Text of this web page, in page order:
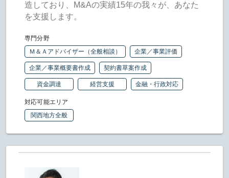
造しており、M&Aの実績15年の我々が、あなた
を支援します。
専門分野
Ｍ＆Ａアドバイザー（全般相談）
企業／事業評価
企業／事業概要書作成 契約書草案作成
資金調達 経営支援 金融・行政対応
対応可能エリア
関西地方全般